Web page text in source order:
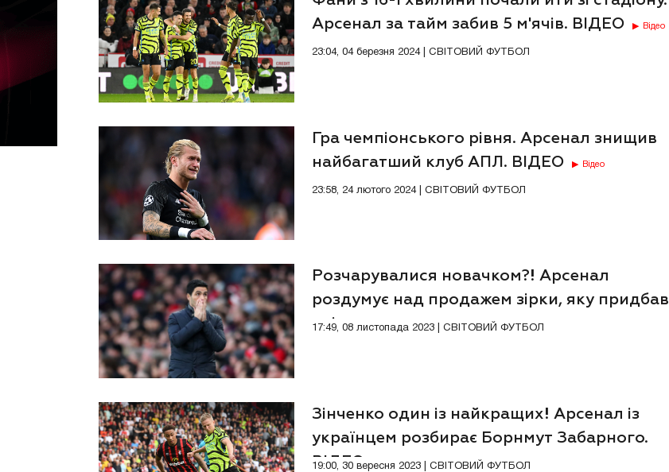
Арсенал за тайм забив 5 м'ячів. ВІДЕО
Відео
23:04, 04 березня 2024 | СВІТОВИЙ ФУТБОЛ
Гра чемпіонського рівня. Арсенал знищив
найбагатший клуб АПЛ. ВІДЕО
Відео
23:58, 24 лютого 2024 | СВІТОВИЙ ФУТБОЛ
Розчарувалися новачком?! Арсенал
роздумує над продажем зірки, яку придбав
влітку
17:49, 08 листопада 2023 | СВІТОВИЙ ФУТБОЛ
Зінченко один із найкращих! Арсенал із
українцем розбирає Борнмут Забарного.
ВІДЕО
Відео
19:00, 30 вересня 2023 | СВІТОВИЙ ФУТБОЛ